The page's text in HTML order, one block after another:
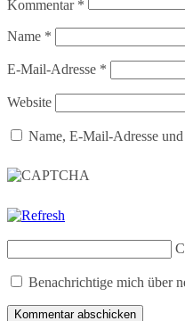
Kommentar *
Name *
E-Mail-Adresse *
Website
Name, E-Mail-Adresse
Benachrichtige mich über